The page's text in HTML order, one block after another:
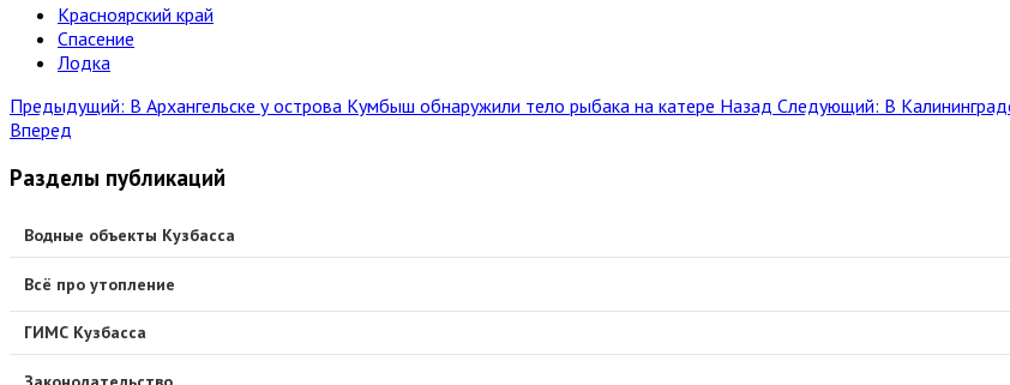
Красноярский край
Спасение
Лодка
Предыдущий: В Архангельске у острова Кумбыш обнаружили тело рыбака на катере Назад Следующий: В
Вперед
Разделы публикаций
Водные объекты Кузбасса
Всё про утопление
ГИМС Кузбасса